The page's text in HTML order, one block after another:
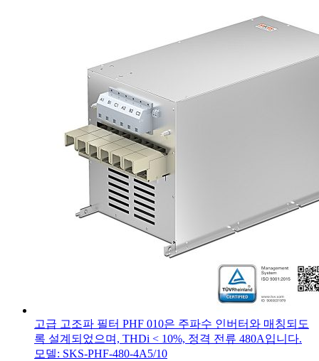
고급 고조파 필터 PHF 010은 주파수 인버터와 매칭되도
록 설계되었으며, THDi < 10%, 정격 전류 480A입니다.
모델: SKS-PHF-480-4A5/10